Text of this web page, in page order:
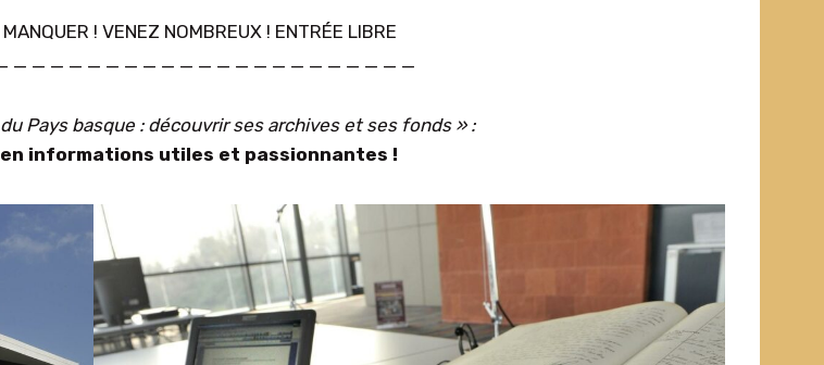
! VENEZ NOMBREUX ! ENTRÉE LIBRE
_ _ _ _ _ _ _ _ _ _ _ _ _ _ _ _ _ _ _ _ _ _
Pays basque : découvrir ses archives et ses fonds » :
informations utiles et passionnantes !